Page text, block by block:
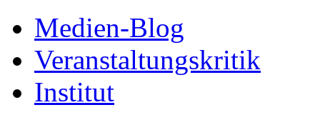
Medien-Blog
Veranstaltungskritik
Institut